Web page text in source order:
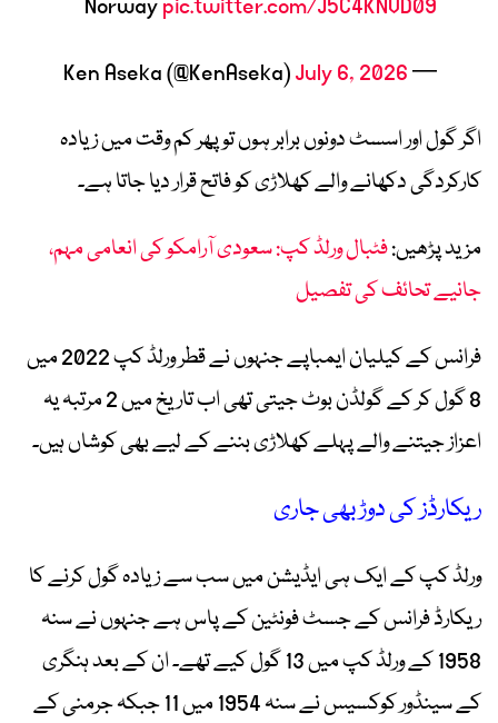
Norwaypic.twitter.com/J5C4KNVD09
— Ken Aseka (@KenAseka)
July 6, 2026
اگر گول اور اسسٹ دونوں برابر ہوں تو پھر کم وقت میں زیادہ
کارکردگی دکھانے والے کھلاڑی کو فاتح قرار دیا جاتا ہے۔
مزید پڑھیں:فٹبال ورلڈ کپ: سعودی آرامکو کی انعامی مہم،
جانیے تحائف کی تفصیل
فرانس کے کیلیان ایمباپے جنہوں نے قطر ورلڈ کپ 2022 میں
8 گول کر کے گولڈن بوٹ جیتی تھی اب تاریخ میں 2 مرتبہ یہ
اعزاز جیتنے والے پہلے کھلاڑی بننے کے لیے بھی کوشاں ہیں۔
ریکارڈز کی دوڑ بھی جاری
ورلڈ کپ کے ایک ہی ایڈیشن میں سب سے زیادہ گول کرنے کا
ریکارڈ فرانس کے جسٹ فونٹین کے پاس ہے جنہوں نے سنہ
1958 کے ورلڈ کپ میں 13 گول کیے تھے۔ ان کے بعد ہنگری
کے سینڈور کوکسیس نے سنہ 1954 میں 11 جبکہ جرمنی کے